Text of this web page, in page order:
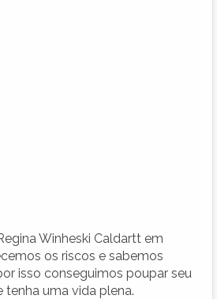
Winheski Caldartt em
os riscos e sabemos
isso conseguimos poupar seu
tenha uma vida plena.